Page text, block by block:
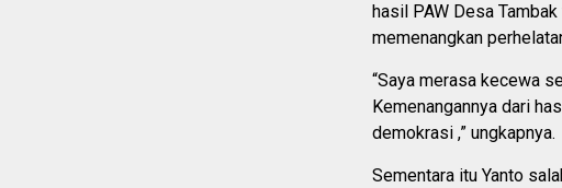
hasil PAW Desa
memenangkan
“Saya merasa kecewa
Kemenangannya dari
demokrasi ,” ungkapnya.
Sementara itu Yanto